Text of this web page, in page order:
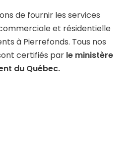
de fournir les services
et résidentielle
à Pierrefonds. Tous nos
certifiés par le ministère
du Québec.